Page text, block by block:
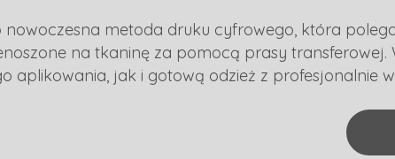
metoda druku cyfrowego, która
na tkaninę za pomocą prasy
aplikowania, jak i gotową odzież z profesjonalnie